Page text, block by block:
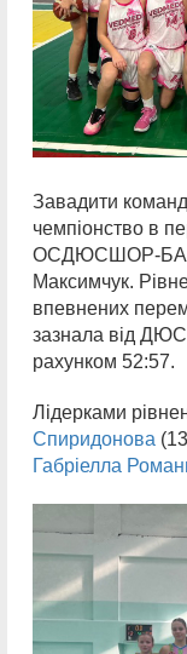
Завадити
чемпіонство в
ОСДЮСШОР-
Максимчук.
впевнених
зазнала від
рахунком 52:57.
Лідерками
Спиридонова
Габріелла